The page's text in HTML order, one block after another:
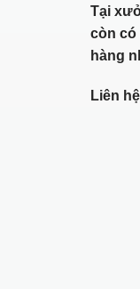
Tại
còn có
hàng
Liên